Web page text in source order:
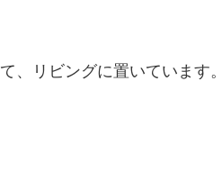
、リビングに置いています。